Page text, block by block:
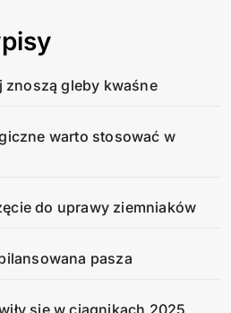
znoszą gleby kwaśne
warto stosować w
do uprawy ziemniaków
pasza
się w ciągnikach 2025